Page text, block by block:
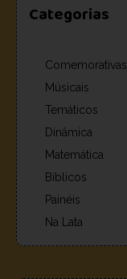
Categorias
Comemorativas
Músicais
Temáticos
Dinâmica
Matemática
Bíblicos
Painéis
Na Lata